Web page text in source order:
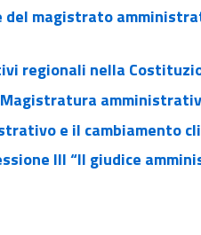
del magistrato
regionali nella
e il cambiamento
III “Il giudice